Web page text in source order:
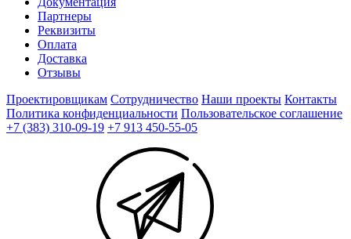
Партнеры
Реквизиты
Оплата
Доставка
Отзывы
Проектировщикам Сотрудничество Наши проекты Контакты
Политика конфиденциальности Пользовательское соглашение
+7 (383) 310-09-19 +7 913 450-55-05